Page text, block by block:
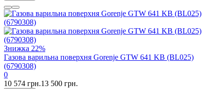
Знижка 22%
Газова варильна поверхня Gorenje GTW 641 KB (BL025)
(6790308)
0
10 574 грн.13 500 грн.